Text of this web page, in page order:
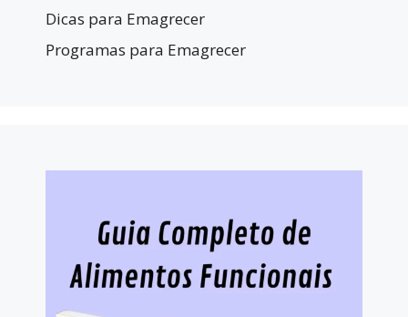
Dicas para Emagrecer
Programas para Emagrecer